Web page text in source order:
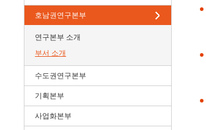
호남권연구본부
연구본부 소개
부서 소개
수도권연구본부
기획본부
사업화본부